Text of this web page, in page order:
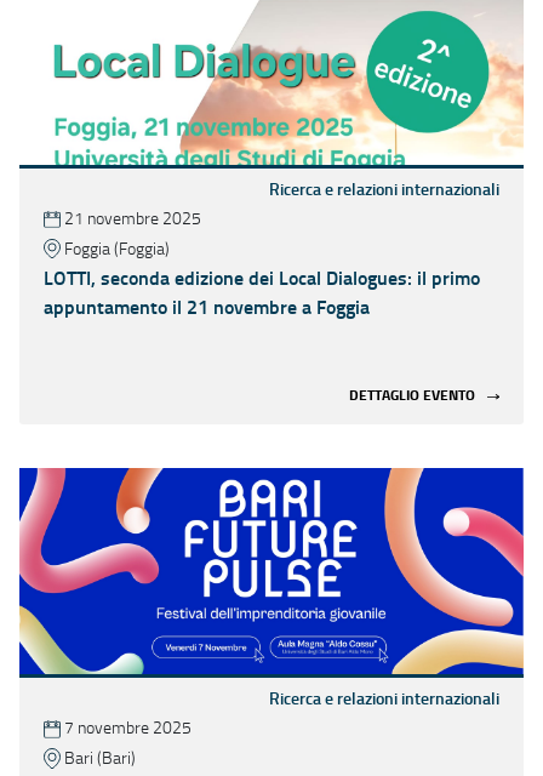
Ricerca e relazioni internazionali
21 novembre 2025
Foggia (Foggia)
LOTTI, seconda edizione dei Local Dialogues: il primo
appuntamento il 21 novembre a Foggia
DETTAGLIO EVENTO
Ricerca e relazioni internazionali
7 novembre 2025
Bari (Bari)